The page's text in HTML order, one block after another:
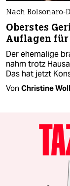
Nach Bolsonaro-
Oberstes
Auflagen für
Der ehemalige
nahm trotz
Das hat jetzt
Von Christine